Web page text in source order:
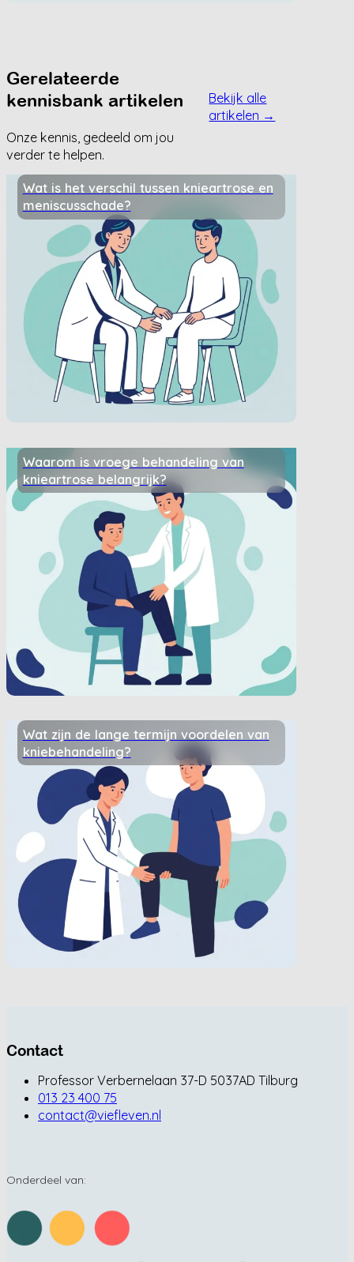
Gerelateerde
kennisbank artikelen
Onze kennis, gedeeld om jou
verder te helpen.
Bekijk alle
artikelen →
Wat is het verschil tussen knieartrose en
meniscusschade?
Waarom is vroege behandeling van
knieartrose belangrijk?
Wat zijn de lange termijn voordelen van
kniebehandeling?
Contact
Professor Verbernelaan 37-D 5037AD Tilburg
013 23 400 75
contact@viefleven.nl
Onderdeel van: